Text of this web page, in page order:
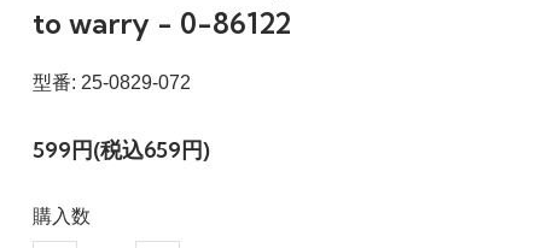
to warry - 0-86122
型番: 25-0829-072
599円(税込659円)
購入数